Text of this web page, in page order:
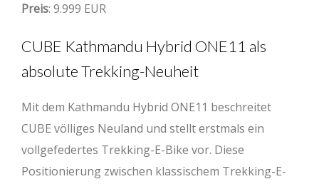
Preis: 9.999 EUR
CUBE Kathmandu Hybrid ONE11 als
absolute Trekking-Neuheit
Mit dem Kathmandu Hybrid ONE11 beschreitet
CUBE völliges Neuland und stellt erstmals ein
vollgefedertes Trekking-E-Bike vor. Diese
Positionierung zwischen klassischem Trekking-E-